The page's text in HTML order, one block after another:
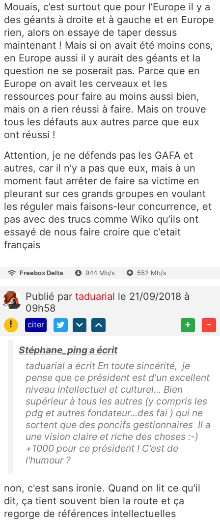
Mouais, c’est surtout que pour l’Europe il y a
des géants à droite et à gauche et en Europe
rien, alors on essaye de taper dessus
maintenant ! Mais si on avait été moins cons,
en Europe aussi il y aurait des géants et la
question ne se poserait pas. Parce que en
Europe on avait les cerveaux et les
ressources pour faire au moins aussi bien,
mais on a rien réussi à faire. Mais on trouve
tous les défauts aux autres parce que eux
ont réussi !
Attention, je ne défends pas les GAFA et
autres, car il n’y a pas que eux, mais à un
moment faut arrêter de faire sa victime en
pleurant sur ces grands groupes en voulant
les réguler mais faisons-leur concurrence, et
pas avec des trucs comme Wiko qu’ils ont
essayé de nous faire croire que c’etait
français
Freebox Delta 944 Mb/s 552 Mb/s
Publié par taduarial le 21/09/2018 à
09h58
!
citer + -
Stéphane_ping a écrit
taduarial a écrit En toute sincérité, je
pense que ce président est d'un excellent
niveau intellectuel et culturel... Bien
supérieur à tous les autres (y compris les
pdg et autres fondateur...des fai ) qui ne
sortent que des poncifs gestionnaires Il a
une vision claire et riche des choses :-)
+1000 pour ce président ! C'est de
l'humour ?
non, c'est sans ironie. Quand on lit ce qu'il
dit, ça tient souvent bien la route et ça
regorge de références intellectuelles